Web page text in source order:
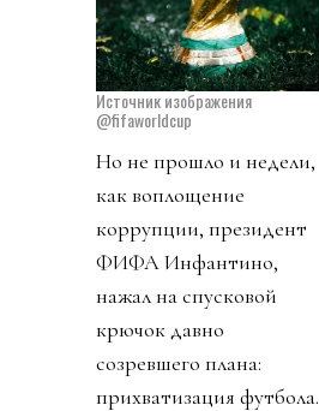
Источник изображения
@fifaworldcup
Но не прошло и недели,
как воплощение
коррупции, президент
ФИФА Инфантино,
нажал на спусковой
крючок давно
созревшего плана:
прихватизация футбола.